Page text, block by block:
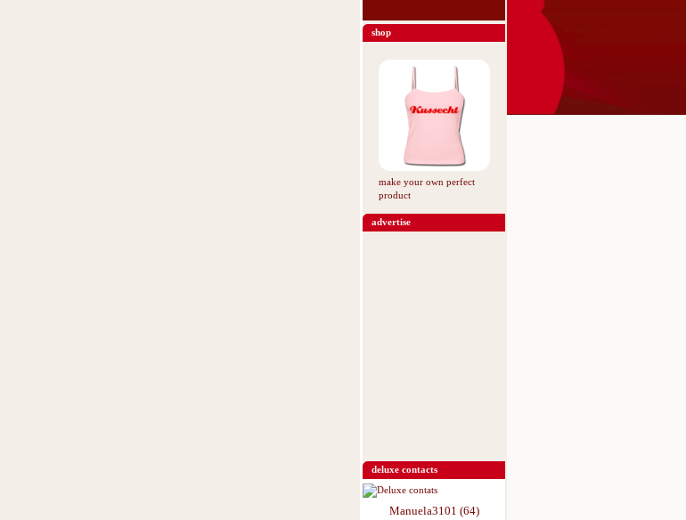
shop
make your own perfect
product
advertise
deluxe contacts
Manuela3101 (64)